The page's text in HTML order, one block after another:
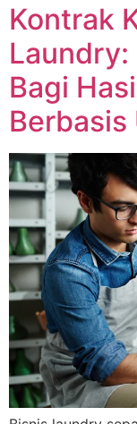
Kontrak
Bagi
Berbasis